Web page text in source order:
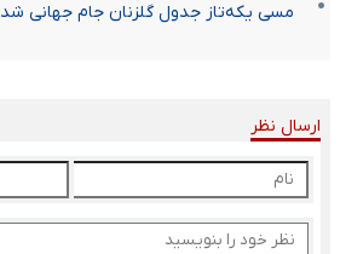
مسی یکه‌تاز جدول گلزنان جام جهانی شد
ارسال نظر